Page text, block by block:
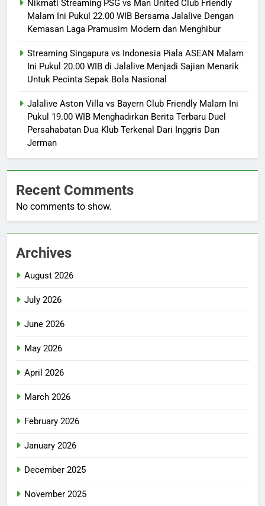
Nikmati Streaming PSG vs Man United Club Friendly
Malam Ini Pukul 22.00 WIB Bersama Jalalive Dengan
Kemasan Laga Pramusim Modern dan Menghibur
Streaming Singapura vs Indonesia Piala ASEAN Malam
Ini Pukul 20.00 WIB di Jalalive Menjadi Sajian Menarik
Untuk Pecinta Sepak Bola Nasional
Jalalive Aston Villa vs Bayern Club Friendly Malam Ini
Pukul 19.00 WIB Menghadirkan Berita Terbaru Duel
Persahabatan Dua Klub Terkenal Dari Inggris Dan
Jerman
Recent Comments
No comments to show.
Archives
August 2026
July 2026
June 2026
May 2026
April 2026
March 2026
February 2026
January 2026
December 2025
November 2025